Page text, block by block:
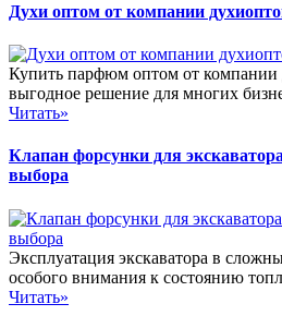
Духи оптом от компании
Купить парфюм оптом от компании
выгодное решение для многих
Читать»
Клапан форсунки для
выбора
Эксплуатация экскаватора в
особого внимания к состоянию
Читать»